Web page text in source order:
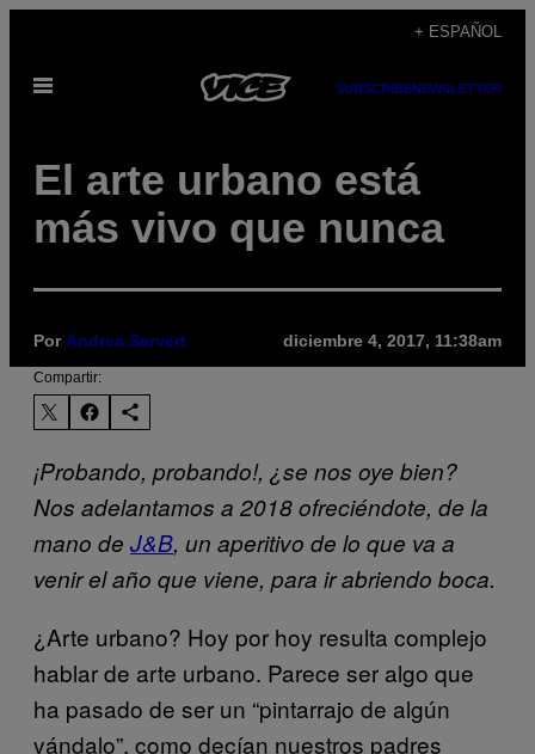
contenido
+ ESPAÑOL
Abrir
SUBSCRIBENEWSLETTER
El arte urbano está
más vivo que nunca
Por Andrea Servert diciembre 4, 2017, 11:38am
Compartir:
¡Probando, probando!, ¿se nos oye bien?
Nos adelantamos a 2018 ofreciéndote, de la
mano de J&B, un aperitivo de lo que va a
venir el año que viene, para ir abriendo boca.
¿Arte urbano? Hoy por hoy resulta complejo
hablar de arte urbano. Parece ser algo que
ha pasado de ser un “pintarrajo de algún
vándalo”, como decían nuestros padres